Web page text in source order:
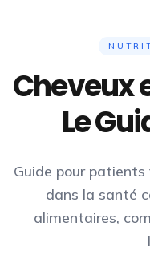
Cheveux
Le
Guide pour
dans la santé
alimentaires,